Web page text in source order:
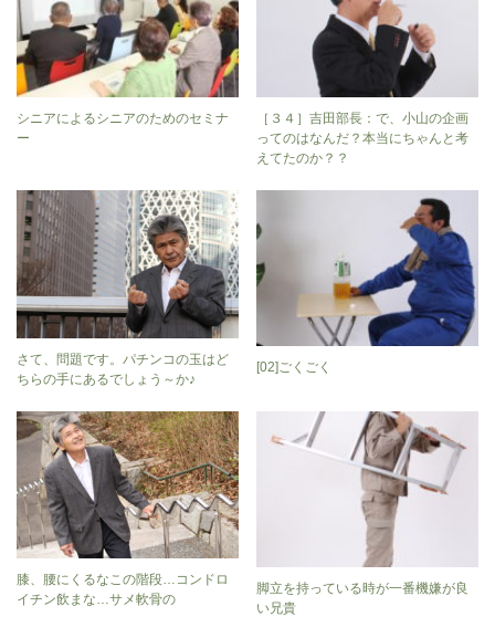
シニアによるシニアのためのセミナ
ー
［３４］吉田部長：で、小山の企画
ってのはなんだ？本当にちゃんと考
えてたのか？？
さて、問題です。パチンコの玉はど
ちらの手にあるでしょう～か♪
[02]ごくごく
膝、腰にくるなこの階段…コンドロ
イチン飲まな…サメ軟骨の
脚立を持っている時が一番機嫌が良
い兄貴